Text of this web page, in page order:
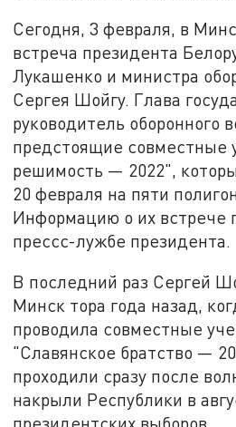
Сегодня, 3 февраля, в
встреча президента
Лукашенко и министра
Сергея Шойгу. Глава
руководитель оборонного
предстоящие совместные
решимость — 2022",
20 февраля на пяти
Информацию о их встрече
прессс-лужбе президента.
В последний раз Сергей
Минск тора года назад,
проводила совместные
"Славянское братство —
проходили сразу после
накрыли Республики в